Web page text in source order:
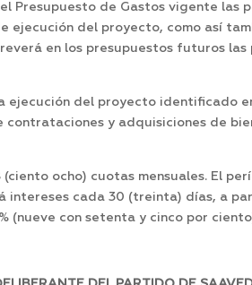
Presupuesto de Gastos vigente las
ejecución del proyecto, como así
en los presupuestos futuros
del proyecto identificado
y adquisiciones de
ocho) cuotas mensuales. El
intereses cada 30 (treinta) días, a
(nueve con setenta y cinco por